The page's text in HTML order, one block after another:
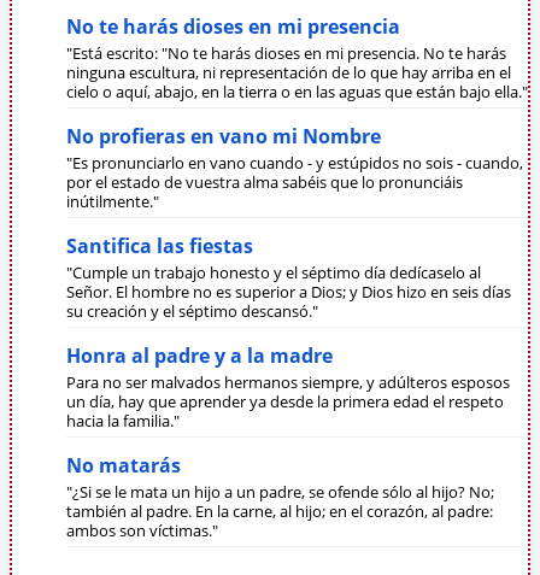
No te harás dioses en mi presencia
"Está escrito: "No te harás dioses en mi presencia. No te harás
ninguna escultura, ni representación de lo que hay arriba en el
cielo o aquí, abajo, en la tierra o en las aguas que están bajo ella."
No profieras en vano mi Nombre
"Es pronunciarlo en vano cuando - y estúpidos no sois - cuando,
por el estado de vuestra alma sabéis que lo pronunciáis
inútilmente."
Santifica las fiestas
"Cumple un trabajo honesto y el séptimo día dedícaselo al
Señor. El hombre no es superior a Dios; y Dios hizo en seis días
su creación y el séptimo descansó."
Honra al padre y a la madre
Para no ser malvados hermanos siempre, y adúlteros esposos
un día, hay que aprender ya desde la primera edad el respeto
hacia la familia."
No matarás
"¿Si se le mata un hijo a un padre, se ofende sólo al hijo? No;
también al padre. En la carne, al hijo; en el corazón, al padre:
ambos son víctimas."